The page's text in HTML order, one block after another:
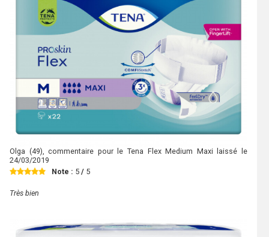
Olga (49), commentaire pour le Tena Flex Medium Maxi laissé le
24/03/2019
Note : 5 / 5
Très bien